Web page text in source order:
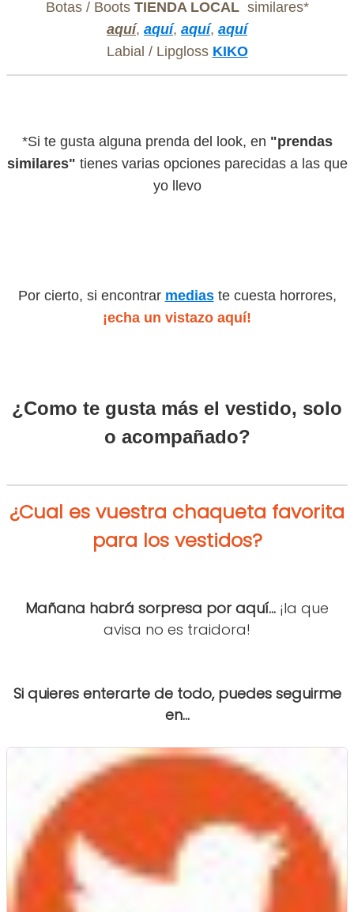
Botas / Boots TIENDA LOCAL similares*
aquí, aquí, aquí, aquí
Labial / Lipgloss KIKO
*Si te gusta alguna prenda del look, en "prendas
similares" tienes varias opciones parecidas a las que
yo llevo
Por cierto, si encontrar mediaste cuesta horrores,
¡echa un vistazo aquí!
¿Como te gusta más el vestido, solo
o acompañado?
¿Cual es vuestra chaqueta favorita
para los vestidos?
Mañana habrá sorpresa por aquí... ¡la que
avisa no es traidora!
Si quieres enterarte de todo, puedes seguirme
en...